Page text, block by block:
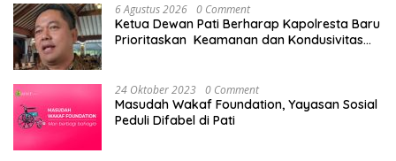
6 Agustus 2026 0 Comment
Ketua Dewan Pati Berharap Kapolresta Baru
Prioritaskan Keamanan dan Kondusivitas
24 Oktober 2023 0 Comment
Masudah Wakaf Foundation, Yayasan Sosial
Peduli Difabel di Pati